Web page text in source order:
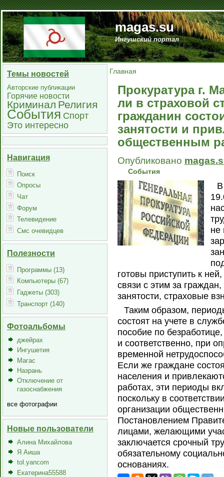
magas.su
Ингушский портал
Темы новостей
Авторские публикации
Горячие новости
Криминал Религия
События Спорт
Это интересно
Навигация
Поиск
Опросы
Чат
Форум
Телевидение
Смс очевидцев
Полезности
Программы (13)
Компьютеры (67)
Гаджеты (303)
Транспорт (140)
Фотоальбомы
джейрах
Ингушетия
Магас
Назрань
Отключение от
газоснабжения
все фотографии
Новые пользователи
Алина Михайлова
Я Аиша
tol.yancom
Екатерина55588
Главная
Прокуратура г.
ли в страховой
гражданин
занятости и
общественным
Опубликовано
События
В
не
готовы приступить к
связи с этим за
занятости, страховые
Таким образом,
состоят на учете в
пособие по
и соответственно, при
временной
Если же граждане
населения и
работах, эти периоды
поскольку в
организации
Постановлением
лицами, желающими
заключается срочный
обязательному
основаниях.